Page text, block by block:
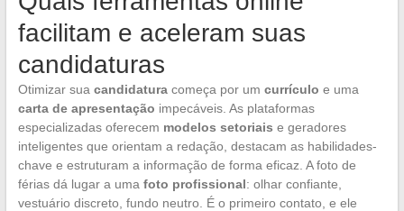
facilitam e aceleram suas
candidaturas
Otimizar sua candidaturacomeça por um currículo e uma
carta de apresentação impecáveis. As plataformas
especializadas oferecem modelos setoriais e geradores
inteligentes que orientam a redação, destacam as habilidades-
chave e estruturam a informação de forma eficaz. A foto de
férias dá lugar a uma foto profissional: olhar confiante,
vestuário discreto, fundo neutro. É o primeiro contato, e ele